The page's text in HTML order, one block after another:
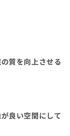
質を向上させる
良い空間にして